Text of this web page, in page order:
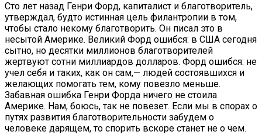
Сто лет назад Генри Форд, капиталист и благотворитель,
утверждал, будто истинная цель филантропии в том,
чтобы стало некому благотворить. Он писал это в
несытой Америке. Великий Форд ошибся: в США сегодня
сытно, но десятки миллионов благотворителей
жертвуют сотни миллиардов долларов. Форд ошибся: не
учел себя и таких, как он сам,— людей состоявшихся и
желающих помогать тем, кому повезло меньше.
Забавная ошибка Генри Форда ничего не стоила
Америке. Нам, боюсь, так не повезет. Если мы в спорах о
путях развития благотворительности забудем о
человеке дарящем, то спорить вскоре станет не о чем.